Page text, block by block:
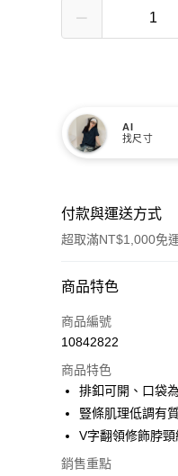
AI
找尺寸
付款與運送方式
超取滿NT$1,000免
付款方式
信用卡一次付款
超商取貨付款
LINE Pay
商品特色
商品編號
10842822
商品特色
排釦可開、口袋
豎條肌理低調有
V字翻領修飾脖
銷售重點